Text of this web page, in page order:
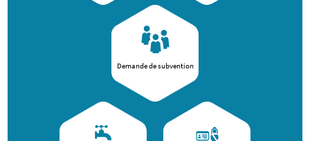
Demande de subvention